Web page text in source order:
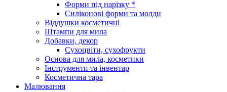
Форми під нарізку *
Силіконові форми та молди
Віддушки косметичні
Штампи для мила
Добавки, декор
Сухоцвіти, сухофрукти
Основа для мила, косметики
Інструменти та інвентар
Косметична тара
Малювання